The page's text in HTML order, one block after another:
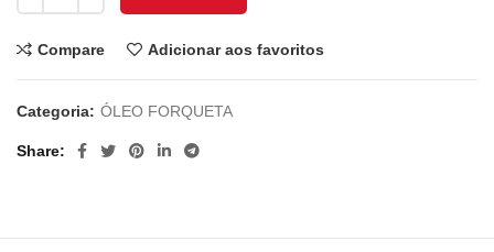
Compare Adicionar aos favoritos
Categoria: ÓLEO FORQUETA
Share